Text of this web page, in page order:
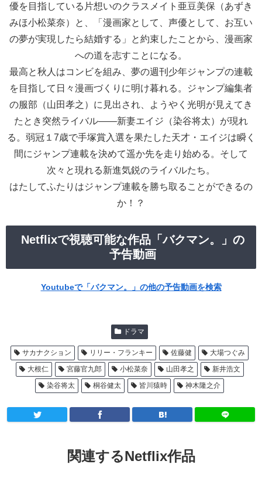
優を目指している片想いのクラスメイト亜豆美保（あずき
みほ小松菜奈）と、「漫画家として、声優として、お互い
の夢が実現したら結婚する」と約束したことから、漫画家
への道を志すことになる。
最高と秋人はコンビを組み、夢の週刊少年ジャンプの連載
を目指して日々漫画づくりに明け暮れる。ジャンプ編集者
の服部（山田孝之）に見出され、ようやく光明が見えてき
たとき突然ライバル――新妻エイジ（染谷将太）が現れ
る。弱冠１7歳で手塚賞入選を果たした天才・エイジは瞬く
間にジャンプ連載を決めて遥か先を走り始める。そして
次々と現れる新進気鋭のライバルたち。
はたしてふたりはジャンプ連載を勝ち取ることができるの
か！？
Netflixで視聴可能な作品「バクマン。」の
予告動画
Youtubeで「バクマン。」の他の予告動画を検索
ドラマ
サカナクション リリー・フランキー 佐藤健
大場つぐみ
大根仁
宮藤官九郎 小松菜奈 山田孝之
新井浩文
染谷将太
桐谷健太 皆川猿時 神木隆之介
関連するNetflix作品